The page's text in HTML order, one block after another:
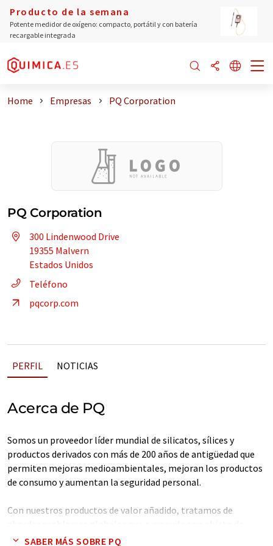
Producto de la semana
Potente medidor de oxígeno: compacto, portátil y con batería
recargable integrada
Home Empresas PQ Corporation
PQ Corporation
300 Lindenwood Drive
19355 Malvern
Estados Unidos
Teléfono
pqcorp.com
PERFIL NOTICIAS
Acerca de PQ
Somos un proveedor líder mundial de silicatos, sílices y
productos derivados con más de 200 años de antigüedad que
permiten mejoras medioambientales, mejoran los productos
de consumo y aumentan la seguridad personal.
Con nuestros productos de valor añadido, tratamos de
importantes normativas o están impulsados por las
SABER MÁS SOBRE PQ